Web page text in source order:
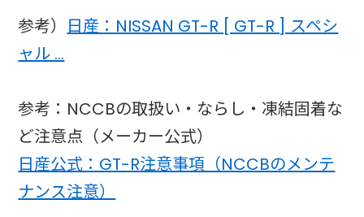
参考） 日産：NISSAN GT-R [ GT-R ] スペシ
ャル …
参考：NCCBの取扱い・ならし・凍結固着な
ど注意点（メーカー公式）
日産公式：GT-R注意事項（NCCBのメンテ
ナンス注意）